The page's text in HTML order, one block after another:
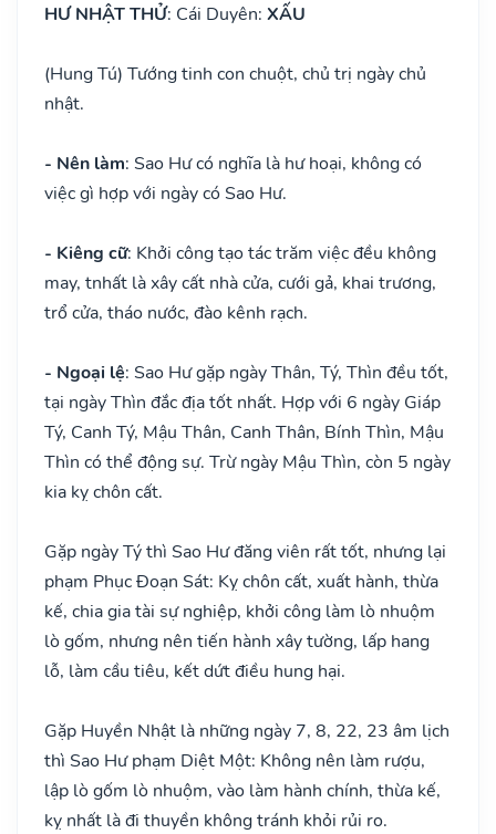
HƯ NHẬT THỬ: Cái Duyên: XẤU
(Hung Tú) Tướng tinh con chuột, chủ trị ngày chủ
nhật.
- Nên làm: Sao Hư có nghĩa là hư hoại, không có
việc gì hợp với ngày có Sao Hư.
- Kiêng cữ: Khởi công tạo tác trăm việc đều không
may, tnhất là xây cất nhà cửa, cưới gả, khai trương,
trổ cửa, tháo nước, đào kênh rạch.
- Ngoại lệ: Sao Hư gặp ngày Thân, Tý, Thìn đều tốt,
tại ngày Thìn đắc địa tốt nhất. Hợp với 6 ngày Giáp
Tý, Canh Tý, Mậu Thân, Canh Thân, Bính Thìn, Mậu
Thìn có thể động sự. Trừ ngày Mậu Thìn, còn 5 ngày
kia kỵ chôn cất.
Gặp ngày Tý thì Sao Hư đăng viên rất tốt, nhưng lại
phạm Phục Đoạn Sát: Kỵ chôn cất, xuất hành, thừa
kế, chia gia tài sự nghiệp, khởi công làm lò nhuộm
lò gốm, nhưng nên tiến hành xây tường, lấp hang
lỗ, làm cầu tiêu, kết dứt điều hung hại.
Gặp Huyền Nhật là những ngày 7, 8, 22, 23 âm lịch
thì Sao Hư phạm Diệt Một: Không nên làm rượu,
lập lò gốm lò nhuộm, vào làm hành chính, thừa kế,
kỵ nhất là đi thuyền không tránh khỏi rủi ro.